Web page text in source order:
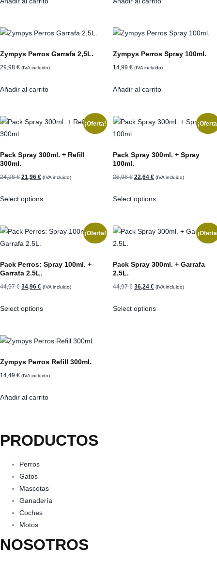
Zympys Perros Garrafa 2,5L.
29,98 € (IVA incluido)
Añadir al carrito
Zympys Perros Spray 100ml.
14,99 € (IVA incluido)
Añadir al carrito
¡Oferta!
Pack Spray 300ml. + Refill
300ml.
24,98€ El
original
21,96 €El
actual
(IVA incluido)
Select options
Pack Spray 300ml. + Spray
100ml.
26,98€ El
original
22,64 €El
actual
(IVA incluido)
Select options
¡Oferta!
Pack Perros: Spray 100ml. +
Garrafa 2.5L.
44,97€ El
original
34,96 €El
actual
(IVA incluido)
Select options
Pack Spray 300ml. + Garrafa
2.5L.
44,97€ El
original
36,24 €El
actual
(IVA incluido)
Select options
Zympys Perros Refill 300ml.
14,49 € (IVA incluido)
Añadir al carrito
PRODUCTOS
Perros
Gatos
Mascotas
Ganadería
Coches
Motos
NOSOTROS